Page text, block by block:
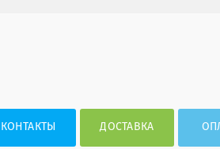
КОНТАКТЫ ДОСТАВКА